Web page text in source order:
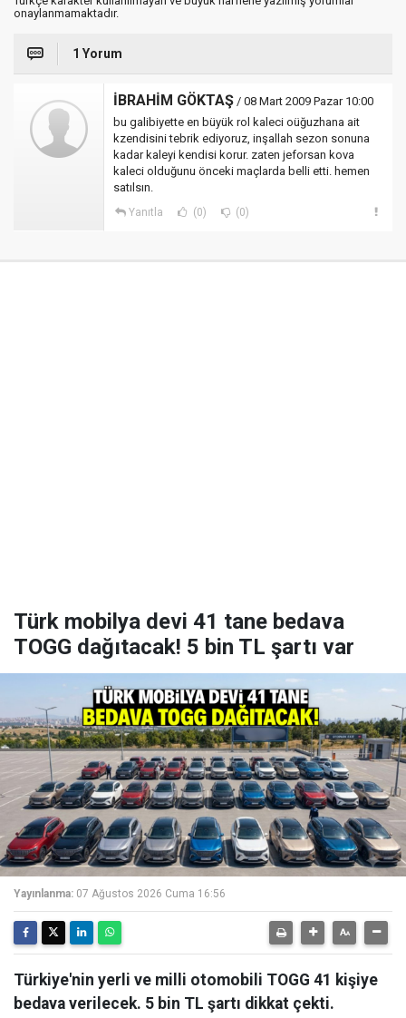
onaylanmamaktadır.
1 Yorum
İBRAHİM GÖKTAŞ / 08 Mart 2009 Pazar 10:00
bu galibiyette en büyük rol kaleci oüğuzhana ait
kzendisini tebrik ediyoruz, inşallah sezon sonuna
kadar kaleyi kendisi korur. zaten jeforsan kova
kaleci olduğunu önceki maçlarda belli etti. hemen
satılsın.
Yanıtla (0) (0)
Türk mobilya devi 41 tane bedava
TOGG dağıtacak! 5 bin TL şartı var
Yayınlanma: 07 Ağustos 2026 Cuma 16:56
Türkiye'nin yerli ve milli otomobili TOGG 41 kişiye
bedava verilecek. 5 bin TL şartı dikkat çekti.